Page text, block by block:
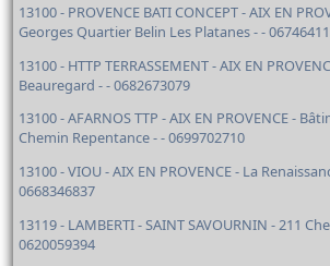
13100 - PROVENCE BATI CONCEPT - AIX EN
Georges Quartier Belin Les Platanes - -
13100 - HTTP TERRASSEMENT - AIX EN
Beauregard - - 0682673079
13100 - AFARNOS TTP - AIX EN PROVENCE -
Chemin Repentance - - 0699702710
13100 - VIOU - AIX EN PROVENCE - La
0668346837
13119 - LAMBERTI - SAINT SAVOURNIN - 211
0620059394